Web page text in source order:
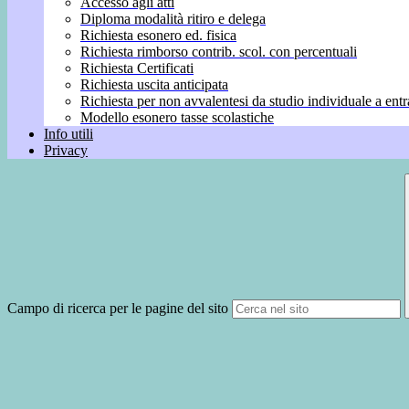
Diploma modalità ritiro e delega
Richiesta esonero ed. fisica
Richiesta rimborso contrib. scol. con percentuali
Richiesta Certificati
Richiesta uscita anticipata
Richiesta per non avvalentesi da studio individuale a
Modello esonero tasse scolastiche
Info utili
Privacy
Campo di ricerca per le pagine del sito